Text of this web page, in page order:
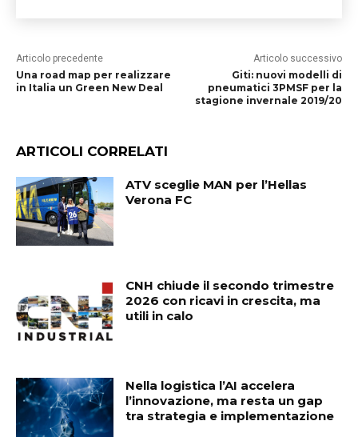
Articolo precedente
Una road map per realizzare
in Italia un Green New Deal
Articolo successivo
Giti: nuovi modelli di
pneumatici 3PMSF per la
stagione invernale 2019/20
ARTICOLI CORRELATI
ATV sceglie MAN per l’Hellas
Verona FC
CNH chiude il secondo trimestre
2026 con ricavi in crescita, ma
utili in calo
Nella logistica l’AI accelera
l’innovazione, ma resta un gap
tra strategia e implementazione